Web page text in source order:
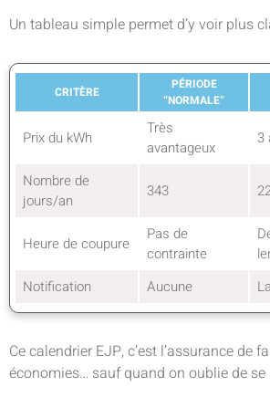
Un tableau simple permet d’y voir plus
CRITÈRE
PÉRIODE
“NORMALE”
Prix du kWh
Très
avantageux
3
Nombre de
jours/an
343
Heure de coupure
Pas de
contrainte
Notification
Aucune
Ce calendrier EJP, c’est l’assurance de
économies… sauf quand on oublie de se